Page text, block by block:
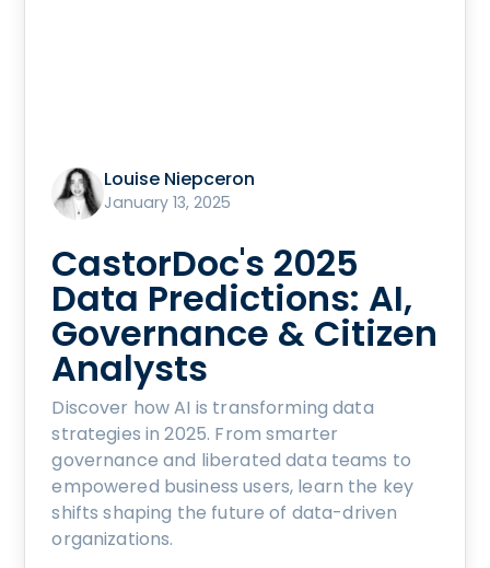
Louise Niepceron
January 13, 2025
CastorDoc's 2025
Data Predictions: AI,
Governance & Citizen
Analysts
Discover how AI is transforming data
strategies in 2025. From smarter
governance and liberated data teams to
empowered business users, learn the key
shifts shaping the future of data-driven
organizations.